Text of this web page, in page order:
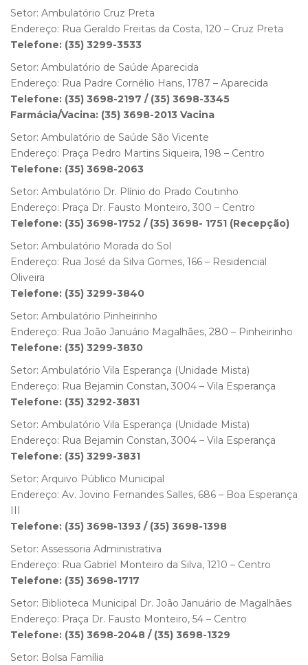
Setor: Ambulatório Cruz Preta
Endereço: Rua Geraldo Freitas da Costa, 120 – Cruz Preta
Telefone: (35) 3299-3533
Setor: Ambulatório de Saúde Aparecida
Endereço: Rua Padre Cornélio Hans, 1787 – Aparecida
Telefone: (35) 3698-2197 / (35) 3698-3345
Farmácia/Vacina: (35) 3698-2013 Vacina
Setor: Ambulatório de Saúde São Vicente
Endereço: Praça Pedro Martins Siqueira, 198 – Centro
Telefone: (35) 3698-2063
Setor: Ambulatório Dr. Plínio do Prado Coutinho
Endereço: Praça Dr. Fausto Monteiro, 300 – Centro
Telefone: (35) 3698-1752 / (35) 3698- 1751 (Recepção)
Setor: Ambulatório Morada do Sol
Endereço: Rua José da Silva Gomes, 166 – Residencial
Oliveira
Telefone: (35) 3299-3840
Setor: Ambulatório Pinheirinho
Endereço: Rua João Januário Magalhães, 280 – Pinheirinho
Telefone: (35) 3299-3830
Setor: Ambulatório Vila Esperança (Unidade Mista)
Endereço: Rua Bejamin Constan, 3004 – Vila Esperança
Telefone: (35) 3292-3831
Setor: Ambulatório Vila Esperança (Unidade Mista)
Endereço: Rua Bejamin Constan, 3004 – Vila Esperança
Telefone: (35) 3299-3831
Setor: Arquivo Público Municipal
Endereço: Av. Jovino Fernandes Salles, 686 – Boa Esperança
Telefone: (35) 3698-1393 / (35) 3698-1398
Setor: Assessoria Administrativa
Endereço: Rua Gabriel Monteiro da Silva, 1210 – Centro
Telefone: (35) 3698-1717
Setor: Biblioteca Municipal Dr. João Januário de Magalhães
Endereço: Praça Dr. Fausto Monteiro, 54 – Centro
Telefone: (35) 3698-2048 / (35) 3698-1329
Setor: Bolsa Família